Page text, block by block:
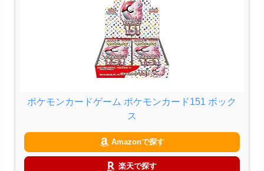
ポケモンカードゲーム ポケモンカード151 ボック
ス
Amazonで探す
楽天で探す